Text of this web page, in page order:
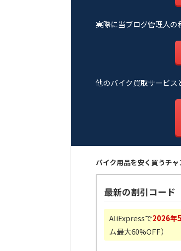
実際に当ブログ管理人
他のバイク買取サービス
バイク用品を安く買うチャ
最新の割引コード
AliExpressで2026年
ム最大60%OFF）